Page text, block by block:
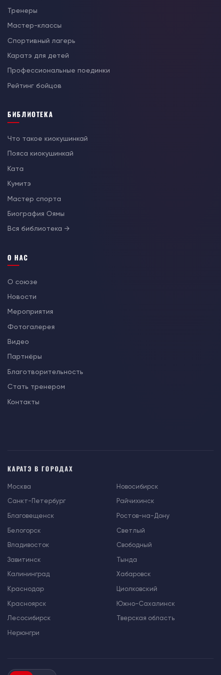
Тренеры
Мастер-классы
Спортивный лагерь
Каратэ для детей
Профессиональные поединки
Рейтинг бойцов
БИБЛИОТЕКА
Что такое киокушинкай
Пояса киокушинкай
Ката
Кумитэ
Мастер спорта
Биография Оямы
Вся библиотека →
О НАС
О союзе
Новости
Мероприятия
Фотогалерея
Видео
Партнёры
Благотворительность
Стать тренером
Контакты
КАРАТЭ В ГОРОДАХ
Москва
Санкт-Петербург
Благовещенск
Белогорск
Владивосток
Завитинск
Калининград
Краснодар
Красноярск
Лесосибирск
Нерюнгри
Новосибирск
Райчихинск
Ростов-на-Дону
Светлый
Свободный
Тында
Хабаровск
Циолковский
Южно-Сахалинск
Тверская область